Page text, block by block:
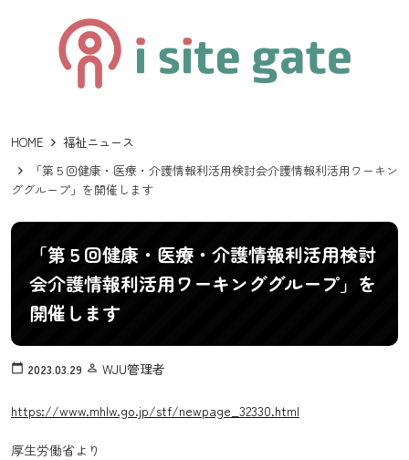
HOME
福祉ニュース
「第５回健康・医療・介護情報利活用検討会介護情報利活用ワーキン
ググループ」を開催します
「第５回健康・医療・介護情報利活用検討
会介護情報利活用ワーキンググループ」を
開催します
calendar_today 2023.03.29 person_outline WJU管理者
https://www.mhlw.go.jp/stf/newpage_32330.html
厚生労働省より